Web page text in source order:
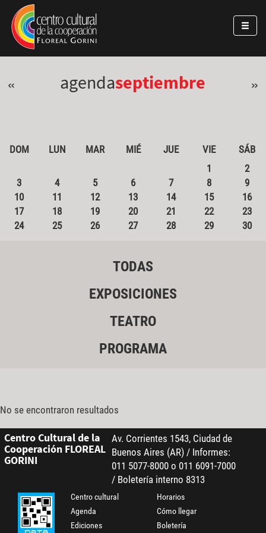
Pasar al contenido principal
Jump to main content
« agendaseptiembre »
DOM LUN MAR MIÉ JUE VIE
SÁB
1
2
3
4 5 6 7 8
9
10
11 12 13 14 15
16
17
18 19 20 21 22
23
24
25 26 27 28 29 30
TODAS
EXPOSICIONES
TEATRO
PROGRAMA
No se encontraron resultados
Centro Cultural de la
Cooperación FLOREAL
GORINI
Av. Corrientes 1543, Ciudad de
Buenos Aires (AR) / Informes:
011 5077-8000 o 011 6091-7000
/ Boletería interno 8313
Centro cultural
Agenda
Ediciones
Horarios
Cómo llegar
Boletería